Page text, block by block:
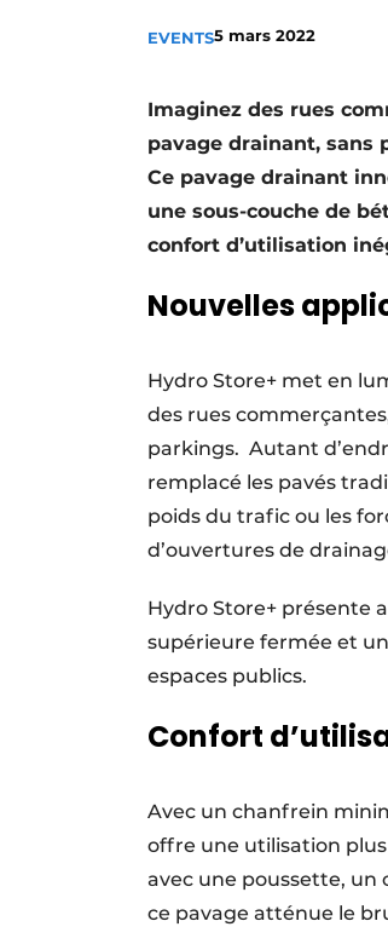
Termes et
EVENTS5 mars 2022
Imaginez des rues
pavage drainant, sans
Ce pavage drainant
une sous-couche de
confort d’utilisation
Nouvelles
Hydro Store+ met en
des rues
parkings. Autant
remplacé les pavés
poids du trafic ou les
d’ouvertures de
Hydro Store+ présente
supérieure fermée et
espaces publics.
Confort
Avec un chanfrein
offre une utilisation
avec une poussette, un
ce pavage atténue le